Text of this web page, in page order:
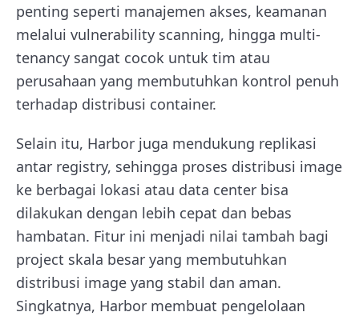
penting seperti manajemen akses, keamanan
melalui vulnerability scanning, hingga multi-
tenancy sangat cocok untuk tim atau
perusahaan yang membutuhkan kontrol penuh
terhadap distribusi container.
Selain itu, Harbor juga mendukung replikasi
antar registry, sehingga proses distribusi image
ke berbagai lokasi atau data center bisa
dilakukan dengan lebih cepat dan bebas
hambatan. Fitur ini menjadi nilai tambah bagi
project skala besar yang membutuhkan
distribusi image yang stabil dan aman.
Singkatnya, Harbor membuat pengelolaan